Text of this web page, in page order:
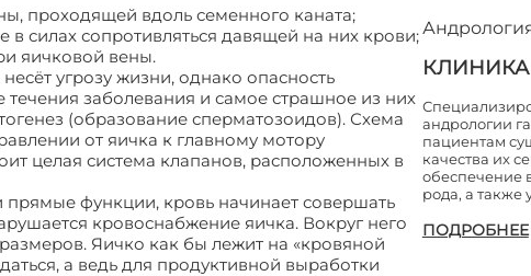
проходящей вдоль семенного каната;
силах сопротивляться давящей на них крови;
яичковой вены.
угрозу жизни, однако опасность
течения заболевания и самое страшное из них
(образование сперматозоидов). Схема
от яичка к главному мотору
целая система клапанов, расположенных в
функции, кровь начинает совершать
кровоснабжение яичка. Вокруг него
Яичко как бы лежит на «кровяной
а ведь для продуктивной выработки
андрологии
пациентам
качества их
обеспечение
рода, а также
ПОДРОБНЕЕ